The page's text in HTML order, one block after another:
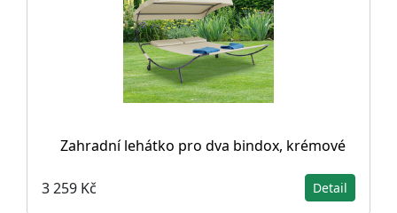
Zahradní lehátko pro dva bindox, krémové
3 259 Kč Detail